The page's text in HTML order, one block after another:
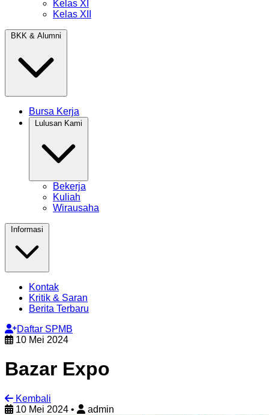
Kelas XI
Kelas XII
Bursa Kerja
Bekerja
Kuliah
Wirausaha
Kontak
Kritik & Saran
Berita Terbaru
Daftar SPMB
10 Mei 2024
Bazar Expo
Kembali
10 Mei 2024 • admin